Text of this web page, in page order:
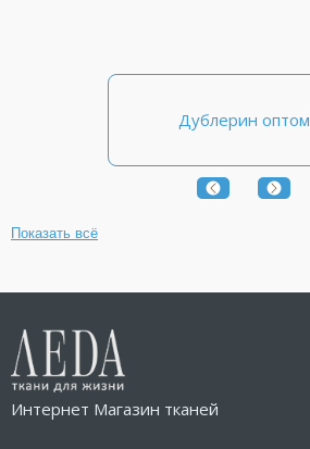
Дублерин оптом
Показать всё
Интернет Магазин тканей